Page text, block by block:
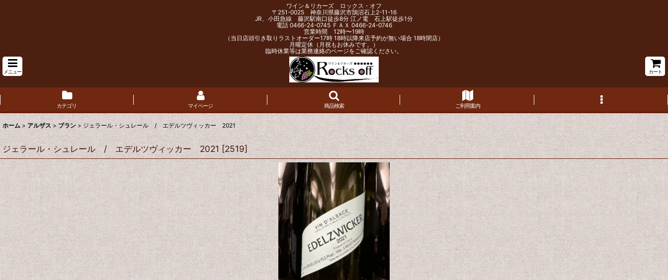
ワイン＆リカーズ ロックス・オフ
〒251-0025 神奈川県藤沢市鵠沼石上2-11-16
JR、小田急線 藤沢駅南口徒歩8分 江ノ電 石上駅徒歩1分
電話 0466-24-0745 ＦＡＸ 0466-24-0746
営業時間 12時〜19時
（当日店頭引き取りラストオーダー17時 18時以降来店予約が無い場合 18時閉店）
月曜定休（月祝もお休みです。）
臨時休業等は業務連絡のページをご確認ください。
メニュー カート
カテゴリ マイページ 商品検索 ご利用案内
ホーム > アルザス > ブラン > ジェラール・シュレール / エデルツヴィッカー 2021
ジェラール・シュレール / エデルツヴィッカー 2021 [2519]